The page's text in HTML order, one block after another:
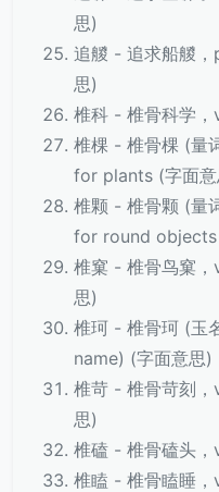
思)
追艐 - 追求船艐
思)
椎科 - 椎骨科学
椎棵 - 椎骨棵 (量
for plants (字面意
椎颗 - 椎骨颗 (量
for round objects
椎窠 - 椎骨鸟窠
思)
椎珂 - 椎骨珂 (玉
name) (字面意思)
椎苛 - 椎骨苛刻
思)
椎磕 - 椎骨磕头
椎瞌 - 椎骨瞌睡